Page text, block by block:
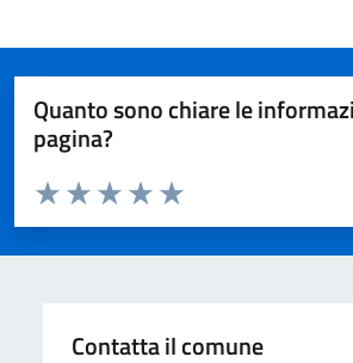
Quanto sono chiare le
pagina?
Domanda
Valuta da 1 a 5 stelle la pagina
Valuta 5 stelle su 5
Valuta 4 stelle su 5
Valuta 3 stelle su 5
Valuta 2 stelle su 5
Valuta 1 stelle su 5
Contatta il comune